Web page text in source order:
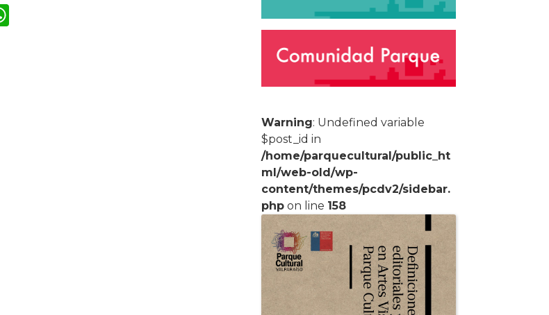
W
Warning: Undefined variable
$post_id in
/home/parquecultural/public_ht
ml/web-old/wp-
content/themes/pcdv2/sidebar.
php on line 158